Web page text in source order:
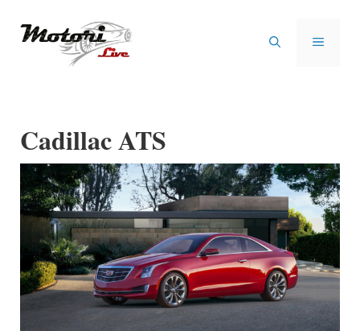
MENU
Cadillac ATS